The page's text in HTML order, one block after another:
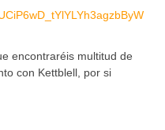
encontraréis multitud de
con Kettblell, por si